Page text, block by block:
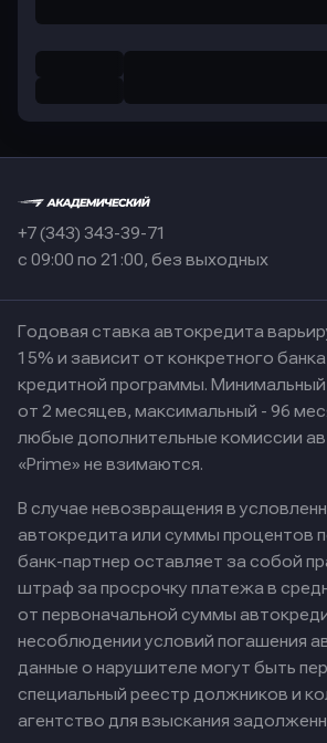
+7 (343) 343-39-71
с 09:00 по 21:00, без выходных
Годовая ставка автокредита
15% и зависит от конкретного
кредитной программы.
от 2 месяцев, максимальный - 96
любые дополнительные комиссии
«Prime» не взимаются.
В случае невозвращения в
автокредита или суммы процентов
банк-партнер оставляет за собой
штраф за просрочку платежа в
от первоначальной суммы
несоблюдении условий погашения
данные о нарушителе могут быть
специальный реестр должников и
агентство для взыскания